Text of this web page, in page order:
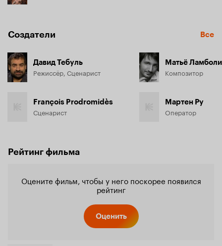
Создатели Все
Давид Тебуль
Режиссёр, Сценарист
François Prodromidès
Сценарист
Матьё Ламболи
Композитор
Мартен Ру
Оператор
Рейтинг фильма
Оцените фильм, чтобы у него поскорее появился
рейтинг
Оценить